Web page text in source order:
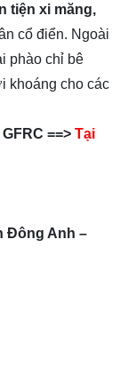
tiện xi măng,
cổ điển. Ngoài
phào chỉ bê
khoáng cho các
==> Tại
Đông Anh –